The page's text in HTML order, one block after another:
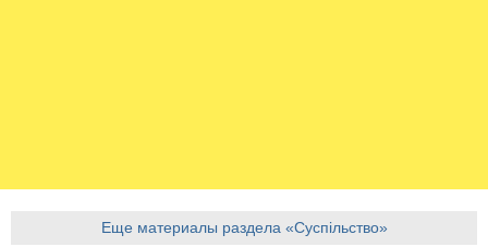
Еще материалы раздела «Суспільство»